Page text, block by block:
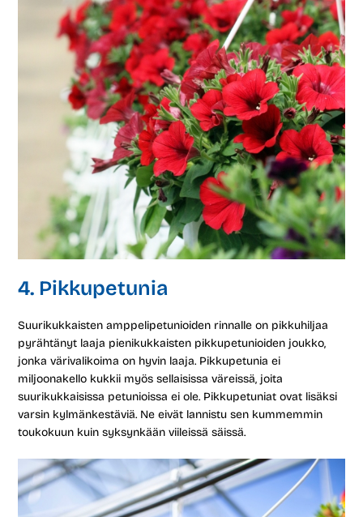
4. Pikkupetunia
Suurikukkaisten amppelipetunioiden rinnalle on pikkuhiljaa
pyrähtänyt laaja pienikukkaisten pikkupetunioiden joukko,
jonka värivalikoima on hyvin laaja. Pikkupetunia ei
miljoonakello kukkii myös sellaisissa väreissä, joita
suurikukkaisissa petunioissa ei ole. Pikkupetuniat ovat lisäksi
varsin kylmänkestäviä. Ne eivät lannistu sen kummemmin
toukokuun kuin syksynkään viileissä säissä.